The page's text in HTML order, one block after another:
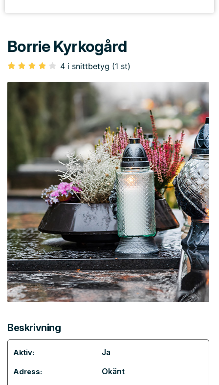
Borrie Kyrkogård
4 i snittbetyg (1 st)
Beskrivning
Aktiv: Ja
Adress: Okänt